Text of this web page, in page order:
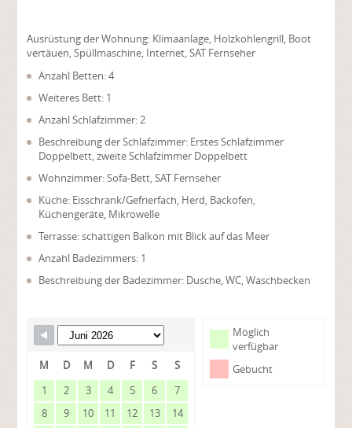
Ausrüstung der Wohnung: Klimaanlage, Holzkohlengrill, Boot
vertäuen, Spüllmaschine, Internet, SAT Fernseher
Anzahl Betten: 4
Weiteres Bett: 1
Anzahl Schlafzimmer: 2
Beschreibung der Schlafzimmer: Erstes Schlafzimmer
Doppelbett, zweite Schlafzimmer Doppelbett
Wohnzimmer: Sofa-Bett, SAT Fernseher
Küche: Eisschrank/Gefrierfach, Herd, Backofen,
Küchengeräte, Mikrowelle
Terrasse: schattigen Balkon mit Blick auf das Meer
Anzahl Badezimmers: 1
Beschreibung der Badezimmer: Dusche, WC, Waschbecken
Möglich
verfügbar
Gebucht
M D M D F S
S
1
2 3 4 5 6
7
8
9 10 11 12 13
14